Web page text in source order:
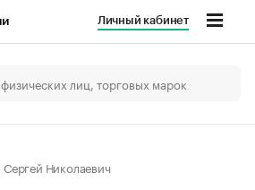
Личный кабинет
Николаевич